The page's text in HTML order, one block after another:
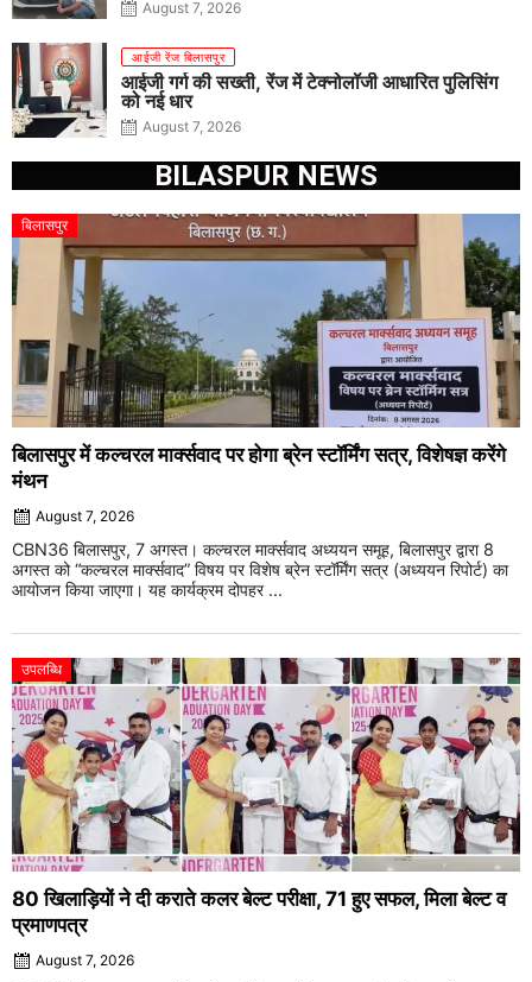
August 7, 2026
आईजी रेंज बिलासपुर
आईजी गर्ग की सख्ती, रेंज में टेक्नोलॉजी आधारित पुलिसिंग
को नई धार
August 7, 2026
BILASPUR NEWS
बिलासपुर
बिलासपुर में कल्चरल मार्क्सवाद पर होगा ब्रेन स्टॉर्मिंग सत्र, विशेषज्ञ करेंगे
मंथन
August 7, 2026
CBN36 बिलासपुर, 7 अगस्त। कल्चरल मार्क्सवाद अध्ययन समूह, बिलासपुर द्वारा 8
अगस्त को “कल्चरल मार्क्सवाद” विषय पर विशेष ब्रेन स्टॉर्मिंग सत्र (अध्ययन रिपोर्ट) का
आयोजन किया जाएगा। यह कार्यक्रम दोपहर ...
उपलब्धि
80 खिलाड़ियों ने दी कराते कलर बेल्ट परीक्षा, 71 हुए सफल, मिला बेल्ट व
प्रमाणपत्र
August 7, 2026